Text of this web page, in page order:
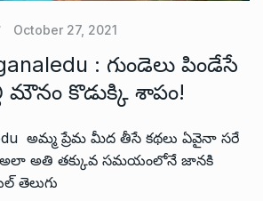
October 27, 2021
: గుండెలు పిండేసే
కొడుక్కి శాపం!
అమ్మ ప్రేమ మీద తీసే కథలు ఏవైనా సరే
అలా అతి తక్కువ సమయంలోనే జానకి
తెలుగు